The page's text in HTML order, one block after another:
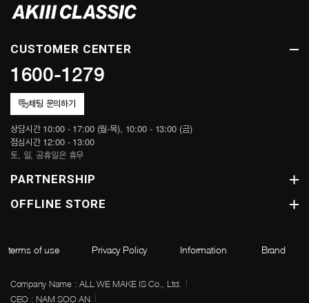
CUSTOMER CENTER
1600-1279
채팅 문의하기
상담시간 10:00 - 17:00 (월-목), 10:00 - 13:00 (금)
점심시간 12:00 - 13:00
토, 일, 공휴일은 휴무
PARTNERSHIP
OFFLINE STORE
terms of use Privacy Policy Information Brand
Company Name : ALL WE MAKE IS Co., Ltd.
CEO : NAM SOO AN